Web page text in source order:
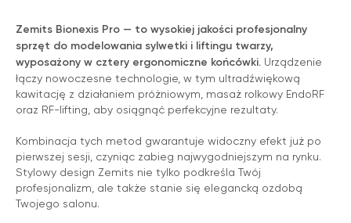
Zemits Bionexis Pro — to wysokiej jakości profesjonalny
sprzęt do modelowania sylwetki i liftingu twarzy,
wyposażony w cztery ergonomiczne końcówki. Urządzenie
łączy nowoczesne technologie, w tym ultradźwiękową
kawitację z działaniem próżniowym, masaż rolkowy EndoRF
oraz RF-lifting, aby osiągnąć perfekcyjne rezultaty.
Kombinacja tych metod gwarantuje widoczny efekt już po
pierwszej sesji, czyniąc zabieg najwygodniejszym na rynku.
Stylowy design Zemits nie tylko podkreśla Twój
profesjonalizm, ale także stanie się elegancką ozdobą
Twojego salonu.
WIĘCEJ INFORMACJI NA
TEMAT ZEMITS BIONEXIS PRO